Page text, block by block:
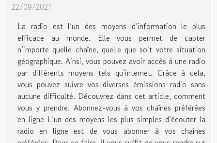
22/09/2021
La radio est l’un des moyens d’information le plus
efficace au monde. Elle vous permet de capter
n’importe quelle chaîne, quelle que soit votre situation
géographique. Ainsi, vous pouvez avoir accès à une radio
par différents moyens tels qu’internet. Grâce à cela,
vous pouvez suivre vos diverses émissions radio sans
aucune difficulté. Découvrez dans cet article, comment
vous y prendre. Abonnez-vous à vos chaînes préférées
en ligne L’un des moyens les plus simples d’écouter la
radio en ligne est de vous abonner à vos chaînes